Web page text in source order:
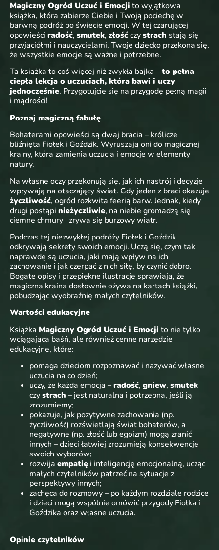
Magiczny Ogród Uczuć i Emocji to wyjątkowa
książka, która zabierze Ciebie i Twoją pociechę w
barwną podróż po świecie emocji. W tej czarującej
opowieści radość, smutek, złośćczystrach stają się
przyjaciółmi i nauczycielami. Twoje dziecko przekona się,
że wszystkie emocje są ważne i potrzebne.
Ta książka to coś więcej niż zwykła bajka –to pełna
ciepła lekcja o uczuciach, która bawi i uczy
jednocześnie. Przygotujcie się na przygodę pełną magii
i mądrości!
Poznaj magiczną fabułę
Bohaterami opowieści są dwaj bracia – królicze
bliźnięta Fiołek i Goździk. Wyruszają oni do magicznej
krainy, która zamienia uczucia i emocje w elementy
natury.
Na własne oczy przekonują się, jak ich nastrój i decyzje
wpływają na otaczający świat. Gdy jeden z braci okazuje
życzliwość, ogród rozkwita feerią barw. Jednak, kiedy
drugi postąpi nieżyczliwie, na niebie gromadzą się
ciemne chmury i zrywa się burzowy wiatr.
Podczas tej niezwykłej podróży Fiołek i Goździk
odkrywają sekrety swoich emocji. Uczą się, czym tak
naprawdę są uczucia, jaki mają wpływ na ich
zachowanie i jak czerpać z nich siłę, by czynić dobro.
Bogate opisy i przepiękne ilustracje sprawiają, że
magiczna kraina dosłownie ożywa na kartach książki,
pobudzając wyobraźnię małych czytelników.
Wartości edukacyjne
Książka Magiczny Ogród Uczuć i Emocji to nie tylko
wciągająca baśń, ale również cenne narzędzie
edukacyjne, które:
pomaga dzieciom rozpoznawać i nazywać własne
uczucia na co dzień;
uczy, że każda emocja –radość, gniew, smutek
czystrach – jest naturalna i potrzebna, jeśli ją
zrozumiemy;
pokazuje, jak pozytywne zachowania (np.
życzliwość) rozświetlają świat bohaterów, a
negatywne (np. złość lub egoizm) mogą zranić
innych – dzieci łatwiej zrozumieją konsekwencje
swoich wyborów;
rozwija empatię i inteligencję emocjonalną, ucząc
małych czytelników patrzeć na sytuacje z
perspektywy innych;
zachęca do rozmowy – po każdym rozdziale rodzice
i dzieci mogą wspólnie omówić przygody Fiołka i
Goździka oraz własne uczucia.
Opinie czytelników